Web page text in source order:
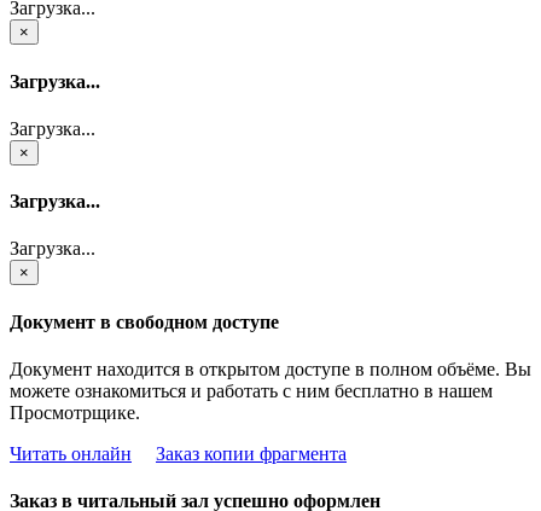
Загрузка...
×
Загрузка...
Загрузка...
×
Загрузка...
Загрузка...
×
Документ в свободном доступе
Документ находится в открытом доступе в полном объёме. Вы
можете ознакомиться и работать с ним бесплатно в нашем
Просмотрщике.
Читать онлайн
Заказ копии фрагмента
Заказ в читальный зал успешно оформлен